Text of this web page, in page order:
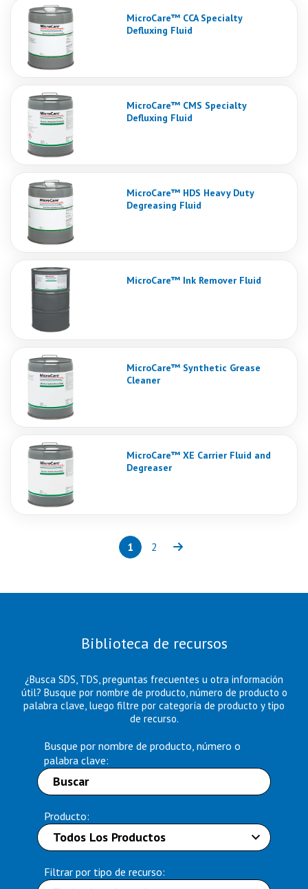
MicroCare™ CCA Specialty
Defluxing Fluid
MicroCare™ CMS Specialty
Defluxing Fluid
MicroCare™ HDS Heavy Duty
Degreasing Fluid
MicroCare™ Ink Remover Fluid
MicroCare™ Synthetic Grease
Cleaner
MicroCare™ XE Carrier Fluid and
Degreaser
Page
1(current)
Page
2 Next
Biblioteca de recursos
¿Busca SDS, TDS, preguntas frecuentes u otra información
útil? Busque por nombre de producto, número de producto o
palabra clave, luego filtre por categoría de producto y tipo
de recurso.
Busque por nombre de producto, número o
palabra clave:
Producto:
Filtrar por tipo de recurso: